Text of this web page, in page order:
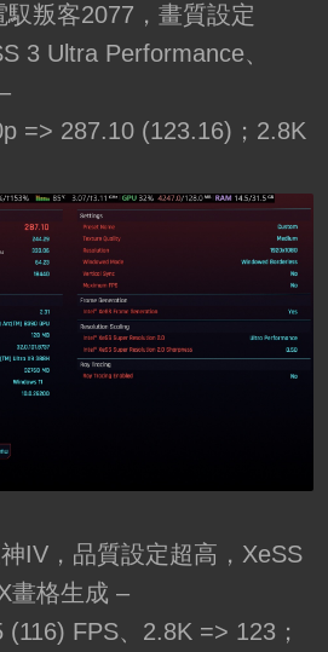
叛客2077，畫質設定
3 Ultra Performance、
=> 287.10 (123.16)；2.8K
IV，品質設定超高，XeSS
畫格生成 –
FPS、2.8K => 123；